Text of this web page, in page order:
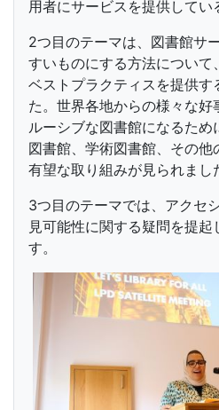
用者にサービスを提供してい
2つ目のテーマは、図書館サ
すいものにする方法について
ベストプラクティスを提供す
た。世界各地からの様々な好
ルーシブな図書館になるた
図書館、学術図書館、その
有望な取り組みが見られまし
3つ目のテーマでは、アクセ
見可能性に関する疑問を提起
す。